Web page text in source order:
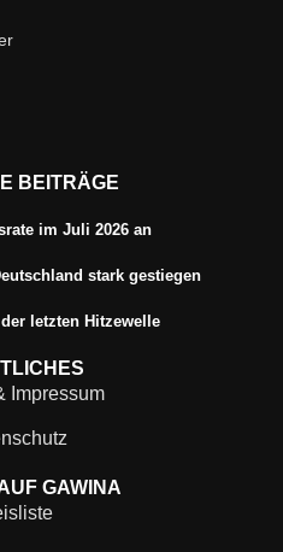
BEITRÄGE
im Juli 2026 an
stark gestiegen
letzten Hitzewelle
Impressum
GAWINA